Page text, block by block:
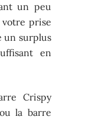
un peu
prise
un surplus
en
Crispy
la barre